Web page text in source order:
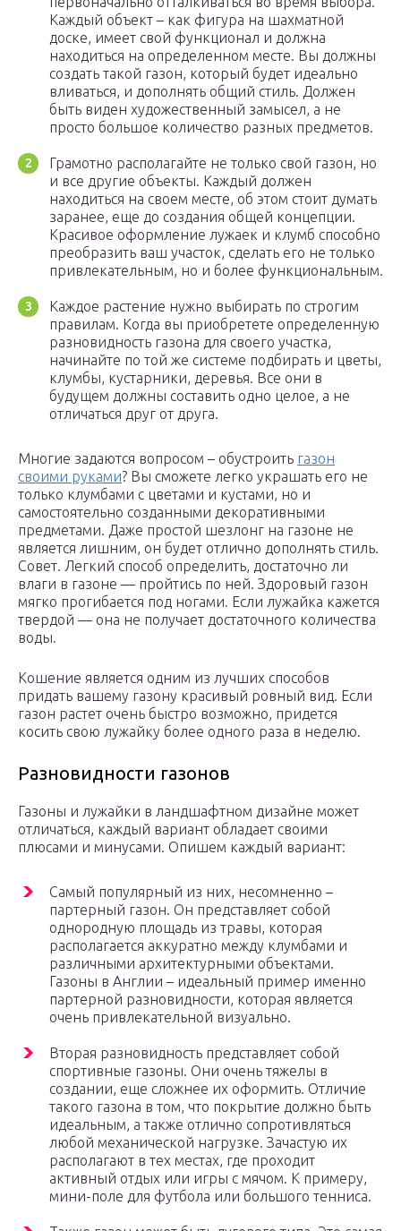
Каждый объект – как фигура на шахматной
доске, имеет свой функционал и должна
находиться на определенном месте. Вы должны
создать такой газон, который будет идеально
вливаться, и дополнять общий стиль. Должен
быть виден художественный замысел, а не
просто большое количество разных предметов.
Грамотно располагайте не только свой газон, но
и все другие объекты. Каждый должен
находиться на своем месте, об этом стоит думать
заранее, еще до создания общей концепции.
Красивое оформление лужаек и клумб способно
преобразить ваш участок, сделать его не только
привлекательным, но и более функциональным.
Каждое растение нужно выбирать по строгим
правилам. Когда вы приобретете определенную
разновидность газона для своего участка,
начинайте по той же системе подбирать и цветы,
клумбы, кустарники, деревья. Все они в
будущем должны составить одно целое, а не
отличаться друг от друга.
Многие задаются вопросом – обустроить газон
своими руками? Вы сможете легко украшать его не
только клумбами с цветами и кустами, но и
самостоятельно созданными декоративными
предметами. Даже простой шезлонг на газоне не
является лишним, он будет отлично дополнять стиль.
Совет. Легкий способ определить, достаточно ли
влаги в газоне — пройтись по ней. Здоровый газон
мягко прогибается под ногами. Если лужайка кажется
твердой — она не получает достаточного количества
воды.
Кошение является одним из лучших способов
придать вашему газону красивый ровный вид. Если
газон растет очень быстро возможно, придется
косить свою лужайку более одного раза в неделю.
Разновидности газонов
Газоны и лужайки в ландшафтном дизайне может
отличаться, каждый вариант обладает своими
плюсами и минусами. Опишем каждый вариант:
Самый популярный из них, несомненно –
партерный газон. Он представляет собой
однородную площадь из травы, которая
располагается аккуратно между клумбами и
различными архитектурными объектами.
Газоны в Англии – идеальный пример именно
партерной разновидности, которая является
очень привлекательной визуально.
Вторая разновидность представляет собой
спортивные газоны. Они очень тяжелы в
создании, еще сложнее их оформить. Отличие
такого газона в том, что покрытие должно быть
идеальным, а также отлично сопротивляться
любой механической нагрузке. Зачастую их
располагают в тех местах, где проходит
активный отдых или игры с мячом. К примеру,
мини-поле для футбола или большого тенниса.